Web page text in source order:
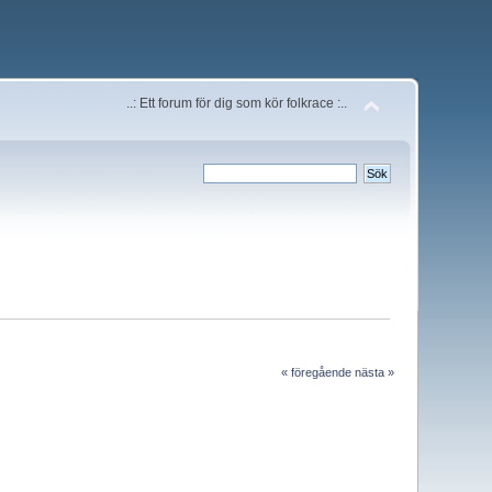
..: Ett forum för dig som kör folkrace :..
« föregående nästa »